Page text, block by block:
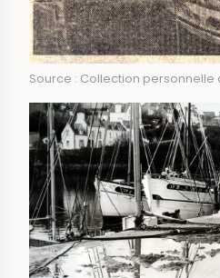
Source : Collection personnelle